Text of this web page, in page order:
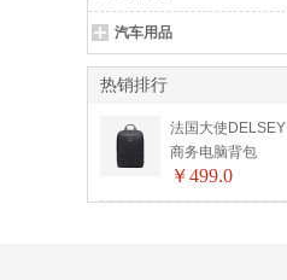
汽车用品
热销排行
法国大使DELSEY
商务电脑背包
00350160000
￥499.0